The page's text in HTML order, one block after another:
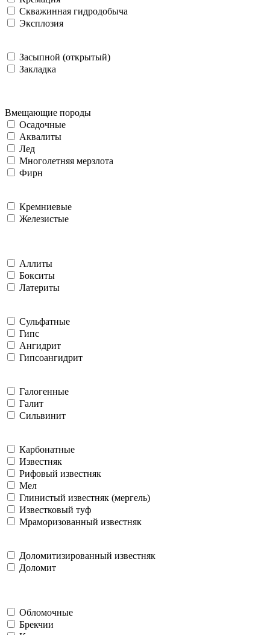
Скважинная гидродобыча
Эксплозия
Засыпной (открытый)
Закладка
Вмещающие породы
Осадочные
Аквалиты
Лед
Многолетняя мерзлота
Фирн
Кремниевые
Железистые
Аллиты
Бокситы
Латериты
Сульфатные
Гипс
Ангидрит
Гипсоангидрит
Галогенные
Галит
Сильвинит
Карбонатные
Известняк
Рифовый известняк
Мел
Глинистый известняк (мергель)
Известковый туф
Мраморизованный известняк
Доломитизированный известняк
Доломит
Обломочные
Брекчии